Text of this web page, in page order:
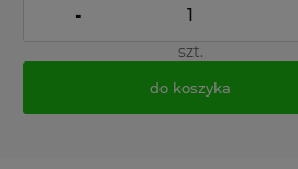
-
szt.
do koszyka